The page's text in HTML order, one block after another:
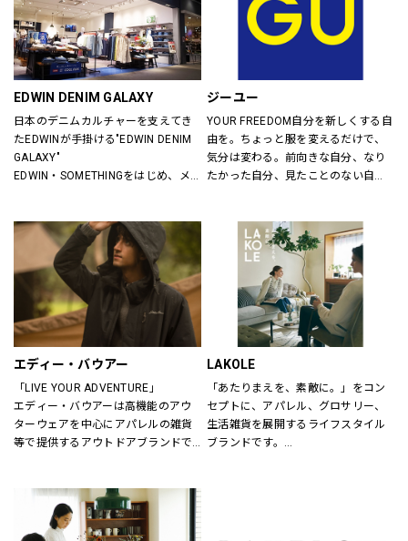
EDWIN DENIM GALAXY
日本のデニムカルチャーを支えてき
たEDWINが手掛ける"EDWIN DENIM
GALAXY"
EDWIN・SOMETHINGをはじめ、メ
レンドアイテムまで豊富なランナッ
プを取り揃えます。
ジーユー
YOUR FREEDOM自分を新しくする自
由を。ちょっと服を変えるだけで、
気分は変わる。前向きな自分、なり
たかった自分、見たことのない自
いまの気分で、もっと自由に。GU
は、自由。
エディー・バウアー
「LIVE YOUR ADVENTURE」
エディー・バウアーは高機能のアウ
ターウェアを中心にアパレルの雑貨
等で提供するアウトドアブランドで
ウアーは人々が「冒険を生きる」こ
とにインスピレーションを与え続け
てきました。
LAKOLE
「あたりまえを、素敵に。」をコン
セプトに、アパレル、グロサリー、
生活雑貨を展開するライフスタイル
ブランドです。